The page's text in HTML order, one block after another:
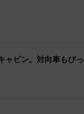
ャビン。対向車もびっ